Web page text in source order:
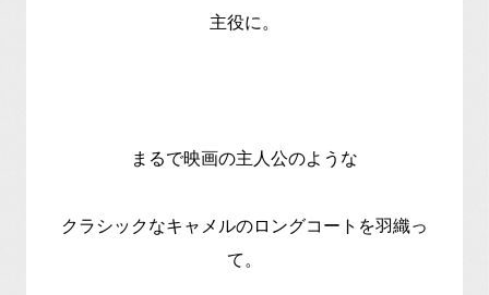
主役に。
まるで映画の主人公のような
クラシックなキャメルのロングコートを羽織っ
て。